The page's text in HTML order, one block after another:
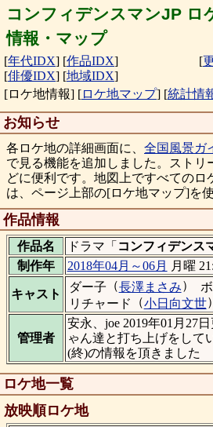
コンフィデンスマンJP ロ
情報・マップ
[年代IDX] [作品IDX]
[俳優IDX] [地域IDX]
[
[ロケ地情報] [ロケ地マップ] [統計情
お知らせ
各ロケ地の詳細画面に、 全国風景ガ
で見る機能を追加しました。ストリ
どに便利です。地図上ですべてのロ
は、ページ上部の[ロケ地マップ]を
作品情報
作品名 ドラマ「 コンフィデンス
制作年
2018年04月～06月 月曜
キャスト
ダー子 （長澤まさみ）
リチャード （小日向文世）
管理者
安永、joe 2019年01月27
ゃん達と打ち上げをして
(終)の情報を頂きました
ロケ地一覧
放映順ロケ地